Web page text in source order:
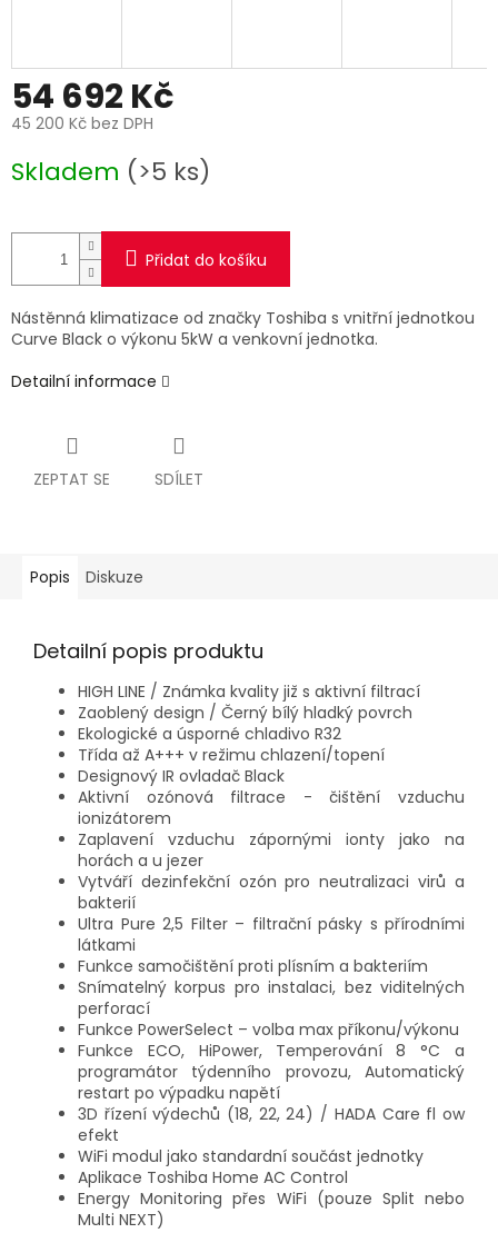
54 692 Kč
45 200 Kč bez DPH
cena:
Skladem (>5 ks)
Přidat do košíku
Nástěnná klimatizace od značky Toshiba s vnitřní jednotkou
Curve Black o výkonu 5kW a venkovní jednotka.
Detailní informace
ZEPTAT SE SDÍLET
Popis Diskuze
Detailní popis produktu
HIGH LINE / Známka kvality již s aktivní filtrací
Zaoblený design / Černý bílý hladký povrch
Ekologické a úsporné chladivo R32
Třída až A+++ v režimu chlazení/topení
Designový IR ovladač Black
Aktivní ozónová filtrace - čištění vzduchu
ionizátorem
Zaplavení vzduchu zápornými ionty jako na
horách a u jezer
Vytváří dezinfekční ozón pro neutralizaci virů a
bakterií
Ultra Pure 2,5 Filter – filtrační pásky s přírodními
látkami
Funkce samočištění proti plísním a bakteriím
Snímatelný korpus pro instalaci, bez viditelných
perforací
Funkce PowerSelect – volba max příkonu/výkonu
Funkce ECO, HiPower, Temperování 8 °C a
programátor týdenního provozu, Automatický
restart po výpadku napětí
3D řízení výdechů (18, 22, 24) / HADA Care fl ow
efekt
WiFi modul jako standardní součást jednotky
Aplikace Toshiba Home AC Control
Energy Monitoring přes WiFi (pouze Split nebo
Multi NEXT)